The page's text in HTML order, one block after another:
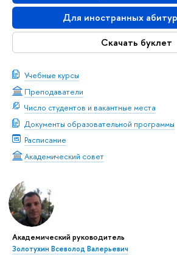
Для иностранных
Скачать буклет
Учебные курсы
Преподаватели
Число студентов и вакантные места
Документы образовательной программы
Расписание
Академический совет
Академический руководитель
Золотухин Всеволод Валерьевич